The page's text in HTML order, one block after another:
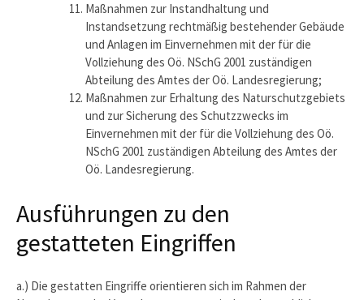
Maßnahmen zur Instandhaltung und
Instandsetzung rechtmäßig bestehender Gebäude
und Anlagen im Einvernehmen mit der für die
Vollziehung des Oö. NSchG 2001 zuständigen
Abteilung des Amtes der Oö. Landesregierung;
Maßnahmen zur Erhaltung des Naturschutzgebiets
und zur Sicherung des Schutzzwecks im
Einvernehmen mit der für die Vollziehung des Oö.
NSchG 2001 zuständigen Abteilung des Amtes der
Oö. Landesregierung.
Ausführungen zu den
gestatteten Eingriffen
a.) Die gestatten Eingriffe orientieren sich im Rahmen der